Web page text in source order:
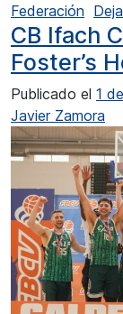
Federación
CB Ifach
Foster’s
Publicado el 1
Javier Zamora